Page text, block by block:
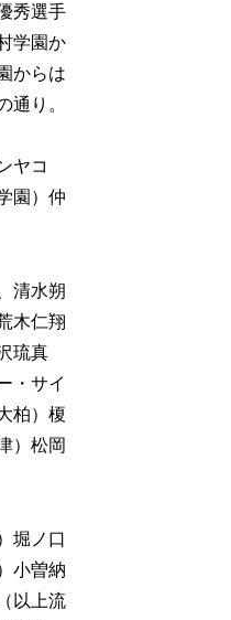
秀選手
学園か
からは
通り。
ヤコ
園）仲
清水朔
木仁翔
琉真
・サイ
柏）榎
）松岡
堀ノ口
小曽納
以上流